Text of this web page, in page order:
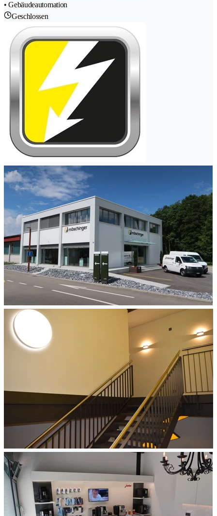
• Gebäudeautomation
Geschlossen